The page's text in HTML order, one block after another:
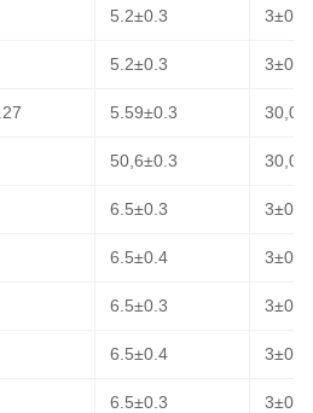
5.2±0.3 3±0.3
5.2±0.3 3±0.3
5.59±0.3
50,6±0.3
6.5±0.3 3±0.3
6.5±0.4 3±0.3
6.5±0.3 3±0.3
6.5±0.4 3±0.3
6.5±0.3 3±0.3